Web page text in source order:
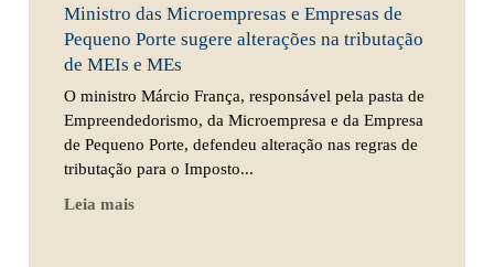
Ministro das Microempresas e Empresas de
Pequeno Porte sugere alterações na tributação
de MEIs e MEs
O ministro Márcio França, responsável pela pasta de
Empreendedorismo, da Microempresa e da Empresa
de Pequeno Porte, defendeu alteração nas regras de
tributação para o Imposto...
Leia mais